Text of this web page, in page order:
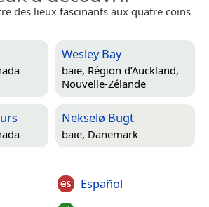
des lieux fascinants aux quatre coins
Wesley Bay
baie, Région d’Auckland,
Nouvelle-Zélande
Nekselø Bugt
baie, Danemark
Español